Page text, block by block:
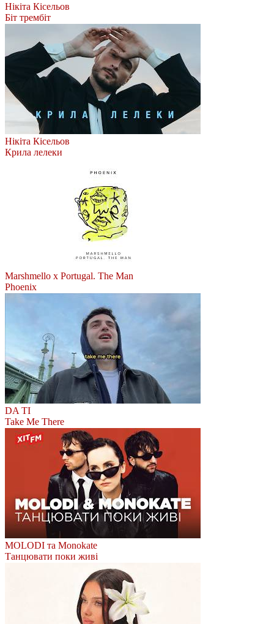
Нікіта Кісельов
Біт трембіт
Нікіта Кісельов
Крила лелеки
Marshmello x Portugal. The Man
Phoenix
DA TI
Take Me There
MOLODI та Monokate
Танцювати поки живі